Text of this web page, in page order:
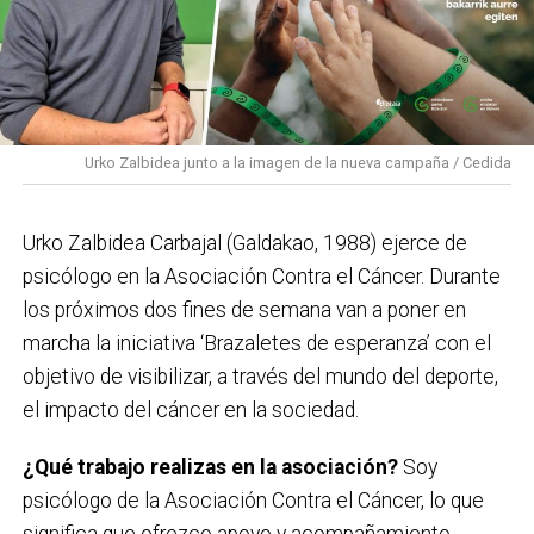
nuevo álbum ‘Denboraren orbainak’, combinando la
esencia de sus inicios con una mirada actual.
PROGRAMA CONCIERTOS SANTAKURTZAK 2026
Viernes 11 de septiembre
Sábado 12 de septiembre
Kaotiko
Viernes 18 de septiembre
Les Testarudes
Sábado 19 de septiembre
Urko Zalbidea junto a la imagen de la nueva campaña / Cedida
Urko Zalbidea Carbajal (Galdakao, 1988) ejerce de
psicólogo en la Asociación Contra el Cáncer. Durante
los próximos dos fines de semana van a poner en
marcha la iniciativa ‘Brazaletes de esperanza’ con el
objetivo de visibilizar, a través del mundo del deporte,
el impacto del cáncer en la sociedad.
¿Qué trabajo realizas en la asociación? Soy
psicólogo de la Asociación Contra el Cáncer, lo que